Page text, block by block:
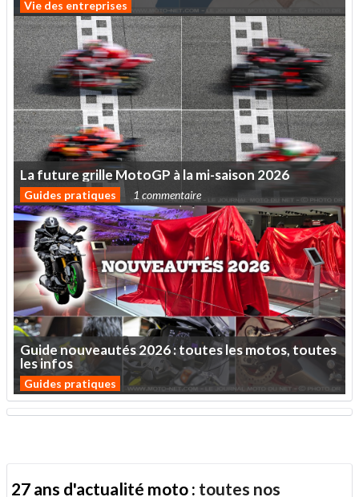
Vie des entreprises
Lafuturegrille MotoGP àlami-saison 2026
Guides pratiques 1 commentaire
Guidenouveautés2026:touteslesmotos,toutes
lesinfos
Guides pratiques
27 ans d'actualité moto : toutes nos